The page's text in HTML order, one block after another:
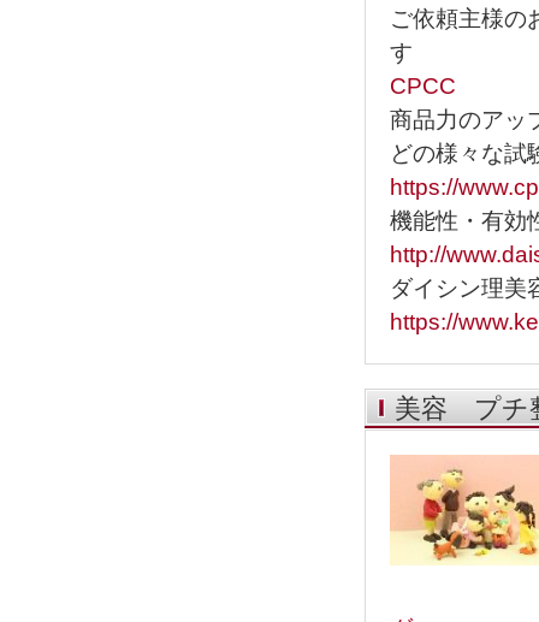
ご依頼主様の
す
CPCC
商品力のアッ
どの様々な試
https://
機能性・有効
http://
ダイシン理美
https://
美容 プチ